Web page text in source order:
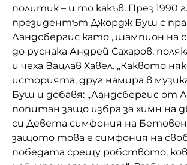
политик – и то какъв. През 1990 г.
президентът Джордж Буш с
Ландсбергис като „шампион на
до руснака Андрей Сахаров,
и чеха Вацлав Хавел. „Каквото
историята, друг намира в
Буш и добавя: „Ландсбергис от
попитан защо избра за химн на
си Девета симфония на
защото това е симфония на
победата срещу робството,